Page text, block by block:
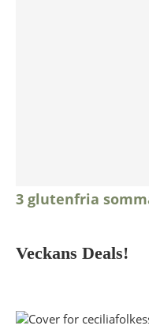
3 glutenfria
Veckans Deals!